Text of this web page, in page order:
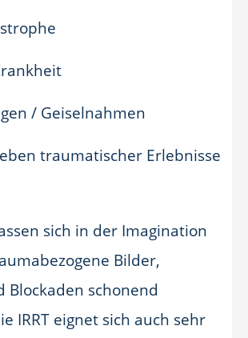
/ Geiselnahmen
traumatischer Erlebnisse
sich in der Imagination
Bilder,
Blockaden schonend
IRRT eignet sich auch sehr